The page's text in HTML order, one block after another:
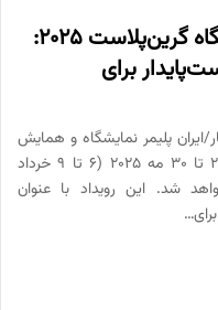
اختصاصی بسپار/ نمایشگاه گرین‌پلاست ۲۰۲۵:
برای
ایران پلیمر نمایشگاه و همایش
بین‌المللی گرین‌پلاست ۲۰۲۵ از ۲۷ تا ۳۰ مه ۲۰۲۵ (6 تا 9 خرداد
خواهد شد. این رویداد با عنوان